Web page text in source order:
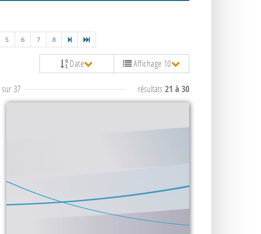
5 6 7 8
Date Affichage 10
sur 37 résultats 21 à 30